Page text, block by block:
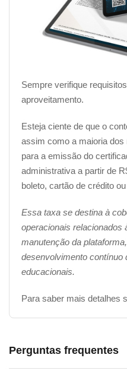
Sempre verifique
aproveitamento.
Esteja ciente de que o
assim como a maioria
para a emissão do
administrativa a partir de
boleto, cartão de crédito
Essa taxa se destina à
operacionais relacionados
manutenção da
desenvolvimento contínuo
educacionais.
Para saber mais detalhes
Perguntas frequentes